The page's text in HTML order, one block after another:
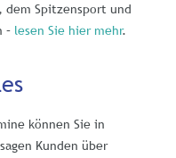
dem Spitzensport und
– lesen Sie hier mehr.
können Sie in
Kunden über